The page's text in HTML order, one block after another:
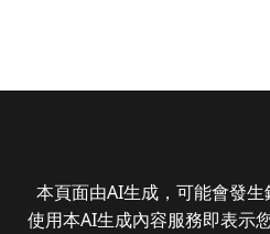
本頁面由AI生成，可能會發生
使用本AI生成內容服務即表示